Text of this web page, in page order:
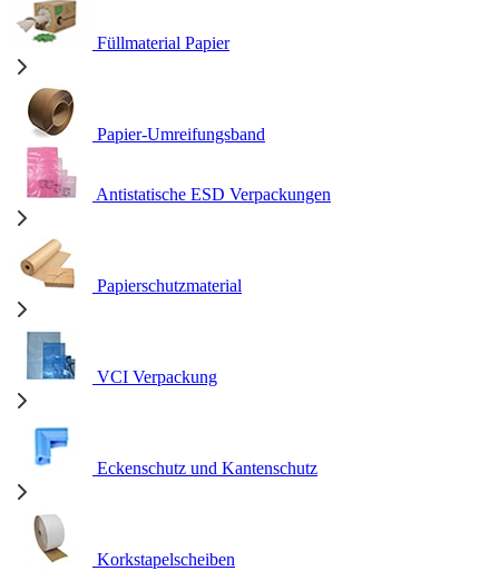
Füllmaterial Papier
Papier-Umreifungsband
Antistatische ESD Verpackungen
Papierschutzmaterial
VCI Verpackung
Eckenschutz und Kantenschutz
Korkstapelscheiben